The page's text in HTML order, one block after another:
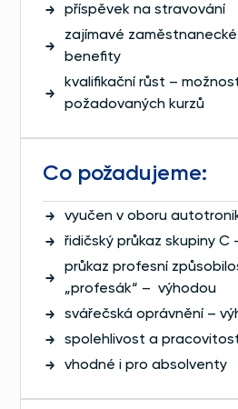
příspěvek na stravování
zajímavé
benefity
kvalifikační růst –
požadovaných kurzů
Co požadujeme:
vyučen v oboru
řidičský průkaz skupiny C
průkaz profesní
„profesák“ – výhodou
svářečská oprávnění –
spolehlivost a
vhodné i pro absolventy